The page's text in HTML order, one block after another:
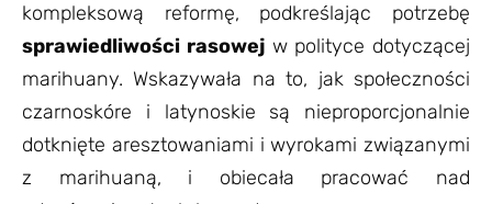
kompleksową reformę, podkreślając potrzebę
sprawiedliwości rasowejw polityce dotyczącej
marihuany. Wskazywała na to, jak społeczności
czarnoskóre i latynoskie są nieproporcjonalnie
dotknięte aresztowaniami i wyrokami związanymi
z marihuaną, i obiecała pracować nad